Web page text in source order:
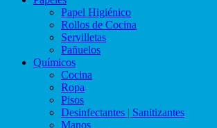
Papel Higiénico
Rollos de Cocina
Servilletas
Pañuelos
Químicos
Cocina
Ropa
Pisos
Desinfectantes | Sanitizantes
Manos